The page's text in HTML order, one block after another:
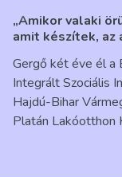
„Amikor valaki
amit készítek, az
Ribárszky Gergő
Gergő két éve él a
Integrált Szociális
Hajdú-Bihar
Platán Lakóotthon